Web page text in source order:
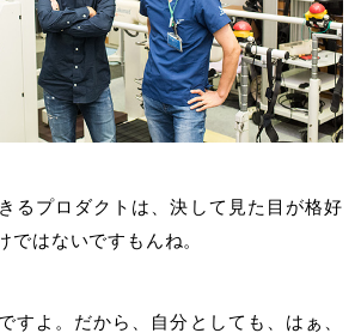
るプロダクトは、決して見た目が格好
ではないですもんね。
すよ。だから、自分としても、はぁ、